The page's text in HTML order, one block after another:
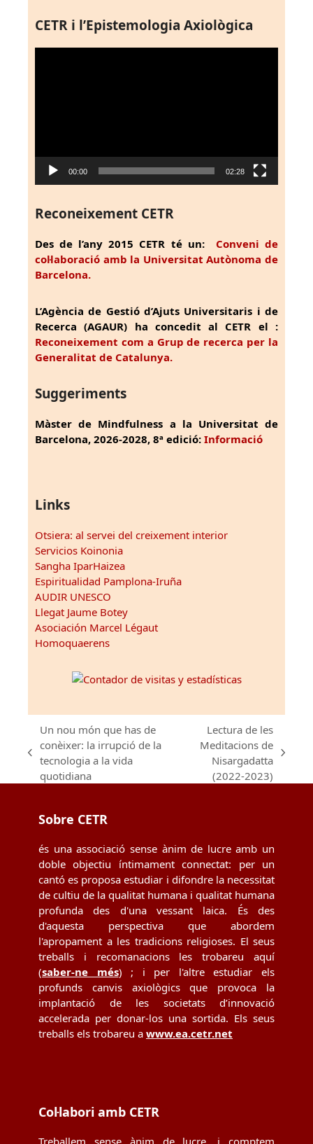
CETR i l’Epistemologia Axiològica
00:00 02:28
Reconeixement CETR
Des de l’any 2015 CETR té un: Conveni de
col·laboració amb la Universitat Autònoma de
Barcelona.
L’Agència de Gestió d’Ajuts Universitaris i de
Recerca (AGAUR) ha concedit al CETR el :
Reconeixement com a Grup de recerca per la
Generalitat de Catalunya.
Suggeriments
Màster de Mindfulness a la Universitat de
Barcelona, 2026-2028, 8ª edició: Informació
Links
Otsiera: al servei del creixement interior
Servicios Koinonia
Sangha IparHaizea
Espiritualidad Pamplona-Iruña
AUDIR UNESCO
Llegat Jaume Botey
Asociación Marcel Légaut
Homoquaerens
previous
post:
Un nou món que has de
conèixer: la irrupció de la
tecnologia a la vida
quotidiana
Lectura de les
Meditacions de
Nisargadatta
(2022-2023)
Sobre CETR
és una associació sense ànim de lucre amb un
doble objectiu íntimament connectat: per un
cantó es proposa estudiar i difondre la necessitat
de cultiu de la qualitat humana i qualitat humana
profunda des d'una vessant laica. És des
d'aquesta perspectiva que abordem
l'apropament a les tradicions religioses. El seus
treballs i recomanacions les trobareu aquí
(saber-ne més) ; i per l'altre estudiar els
profunds canvis axiològics que provoca la
implantació de les societats d’innovació
accelerada per donar-los una sortida. Els seus
treballs els trobareu a www.ea.cetr.net
Col·labori amb CETR